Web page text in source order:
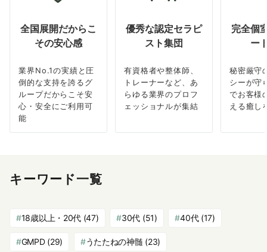
全国展開だからこ
その安心感
業界No.1の実績と圧
倒的な支持を誇るグ
ループだからこそ安
心・安全にご利用可
能
優秀な認定セラピ
スト集団
有資格者や整体師、
トレーナーなど、あ
らゆる業界のプロフ
ェッショナルが集結
完全個
ー
秘密厳守
シーが守
でお客様
える癒し
キーワード一覧
18歳以上・20代 (47) 30代 (51) 40代(17)
GMPD(29) うたたねの神髄 (23)